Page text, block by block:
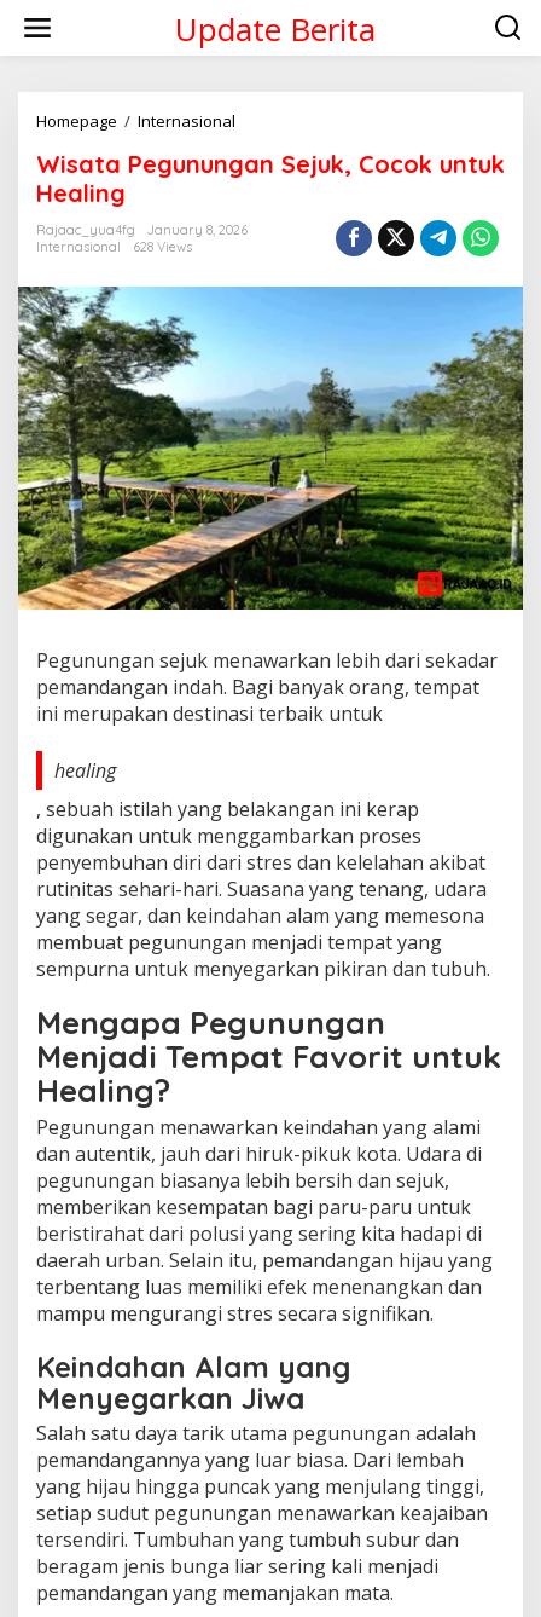
content
Update Berita
Homepage / Internasional
Sejuk,
Cocok
Healing
Wisata Pegunungan Sejuk, Cocok untuk
Healing
Rajaac_yua4fg
January 8, 2026
Internasional
628 Views
Pegunungan sejuk menawarkan lebih dari sekadar
pemandangan indah. Bagi banyak orang, tempat
ini merupakan destinasi terbaik untuk
healing
, sebuah istilah yang belakangan ini kerap
digunakan untuk menggambarkan proses
penyembuhan diri dari stres dan kelelahan akibat
rutinitas sehari-hari. Suasana yang tenang, udara
yang segar, dan keindahan alam yang memesona
membuat pegunungan menjadi tempat yang
sempurna untuk menyegarkan pikiran dan tubuh.
Mengapa Pegunungan
Menjadi Tempat Favorit untuk
Healing?
Pegunungan menawarkan keindahan yang alami
dan autentik, jauh dari hiruk-pikuk kota. Udara di
pegunungan biasanya lebih bersih dan sejuk,
memberikan kesempatan bagi paru-paru untuk
beristirahat dari polusi yang sering kita hadapi di
daerah urban. Selain itu, pemandangan hijau yang
terbentang luas memiliki efek menenangkan dan
mampu mengurangi stres secara signifikan.
Keindahan Alam yang
Menyegarkan Jiwa
Salah satu daya tarik utama pegunungan adalah
pemandangannya yang luar biasa. Dari lembah
yang hijau hingga puncak yang menjulang tinggi,
setiap sudut pegunungan menawarkan keajaiban
tersendiri. Tumbuhan yang tumbuh subur dan
beragam jenis bunga liar sering kali menjadi
pemandangan yang memanjakan mata.